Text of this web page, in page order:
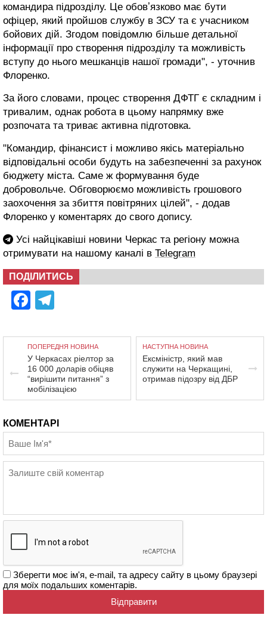
командира підрозділу. Це обовʼязково має бути
офіцер, який пройшов службу в ЗСУ та є учасником
бойових дій. Згодом повідомлю більше детальної
інформації про створення підрозділу та можливість
вступу до нього мешканців нашої громади", - уточнив
Флоренко.
За його словами, процес створення ДФТГ є складним і
тривалим, однак робота в цьому напрямку вже
розпочата та триває активна підготовка.
"Командир, фінансист і можливо якісь матеріально
відповідальні особи будуть на забезпеченні за рахунок
бюджету міста. Саме ж формування буде
добровольче. Обговорюємо можливість грошового
заохочення за збиття повітряних цілей", - додав
Флоренко у коментарях до свого допису.
Усі найцікавіші новини Черкас та регіону можна
отримувати на нашому каналі в Telegram
ПОДІЛИТИСЬ
Facebook
ПОПЕРЕДНЯ НОВИНА
У Черкасах ріелтор за
16 000 доларів обіцяв
“вирішити питання” з
мобілізацією
НАСТУПНА НОВИНА
Ексміністр, який мав
служити на Черкащині,
отримав підозру від ДБР
КОМЕНТАРІ
Зберегти моє ім'я, e-mail, та адресу сайту в цьому браузері
для моїх подальших коментарів.